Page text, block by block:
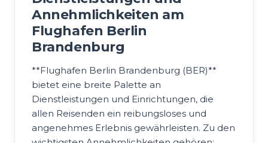
Annehmlichkeiten am
Flughafen Berlin
Brandenburg
**Flughafen Berlin Brandenburg (BER)**
bietet eine breite Palette an
Dienstleistungen und Einrichtungen, die
allen Reisenden ein reibungsloses und
angenehmes Erlebnis gewährleisten. Zu den